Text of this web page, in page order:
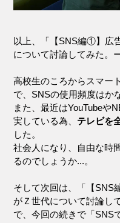
以上、「【SNS編①】広
について討論してみた。
高校生のころからスマー
で、SNSの使用頻度はか
また、最近はYouTubeや
実している為、 テレビを
した。
社会人になり、自由な時
るのでしょうか...。
そして次回は、「【SNS
がＺ世代について討論し
で、今回の続きで「SNS